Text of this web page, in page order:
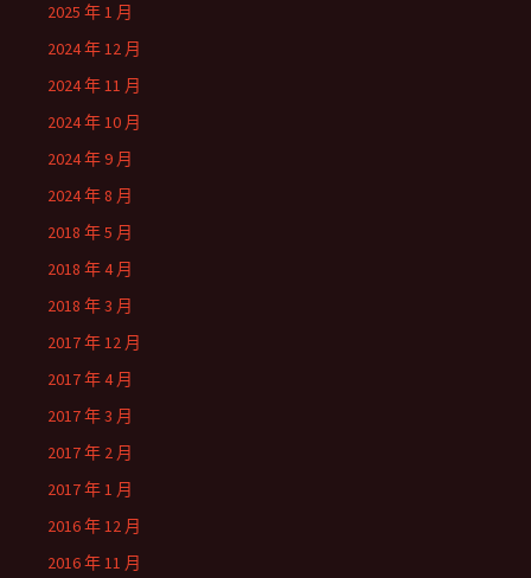
2025 年 1 月
2024 年 12 月
2024 年 11 月
2024 年 10 月
2024 年 9 月
2024 年 8 月
2018 年 5 月
2018 年 4 月
2018 年 3 月
2017 年 12 月
2017 年 4 月
2017 年 3 月
2017 年 2 月
2017 年 1 月
2016 年 12 月
2016 年 11 月